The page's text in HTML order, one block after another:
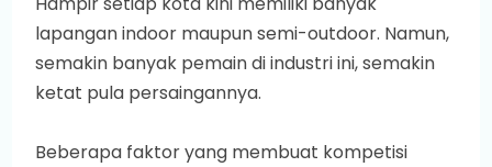
lapangan indoor maupun semi-outdoor. Namun,
semakin banyak pemain di industri ini, semakin
ketat pula persaingannya.
Beberapa faktor yang membuat kompetisi